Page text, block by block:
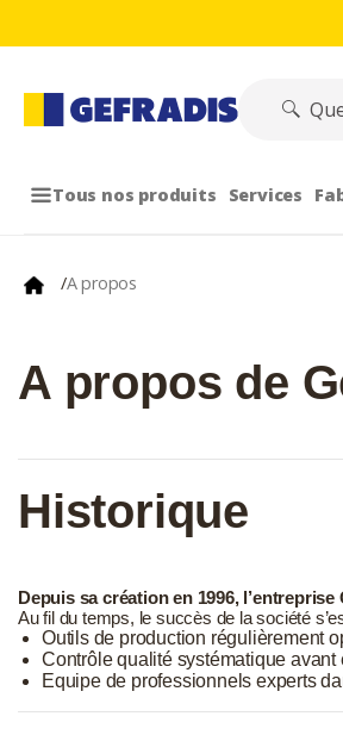
Tous nos produits Services
/A propos
A propos de
Historique
Depuis sa création en 1996,
Au fil du temps, le succès de la société
Outils de production régulièrement
Contrôle qualité systématique avant
Equipe de professionnels experts